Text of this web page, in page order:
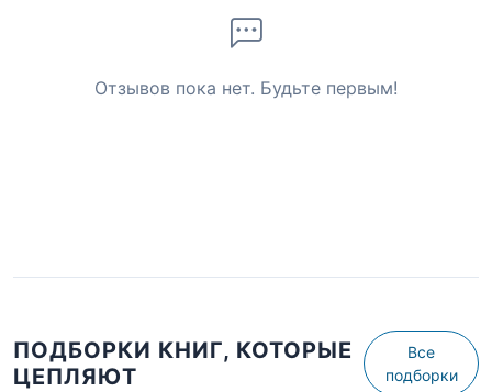
Отзывов пока нет. Будьте первым!
ПОДБОРКИ КНИГ, КОТОРЫЕ
ЦЕПЛЯЮТ
Все
подборки